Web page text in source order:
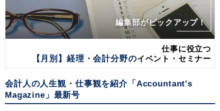
編集部がピックアップ！
仕事に役立つ
【月別】経理・会計分野のイベント・セミナー
会計人の人生観・仕事観を紹介「Accountant's
Magazine」最新号